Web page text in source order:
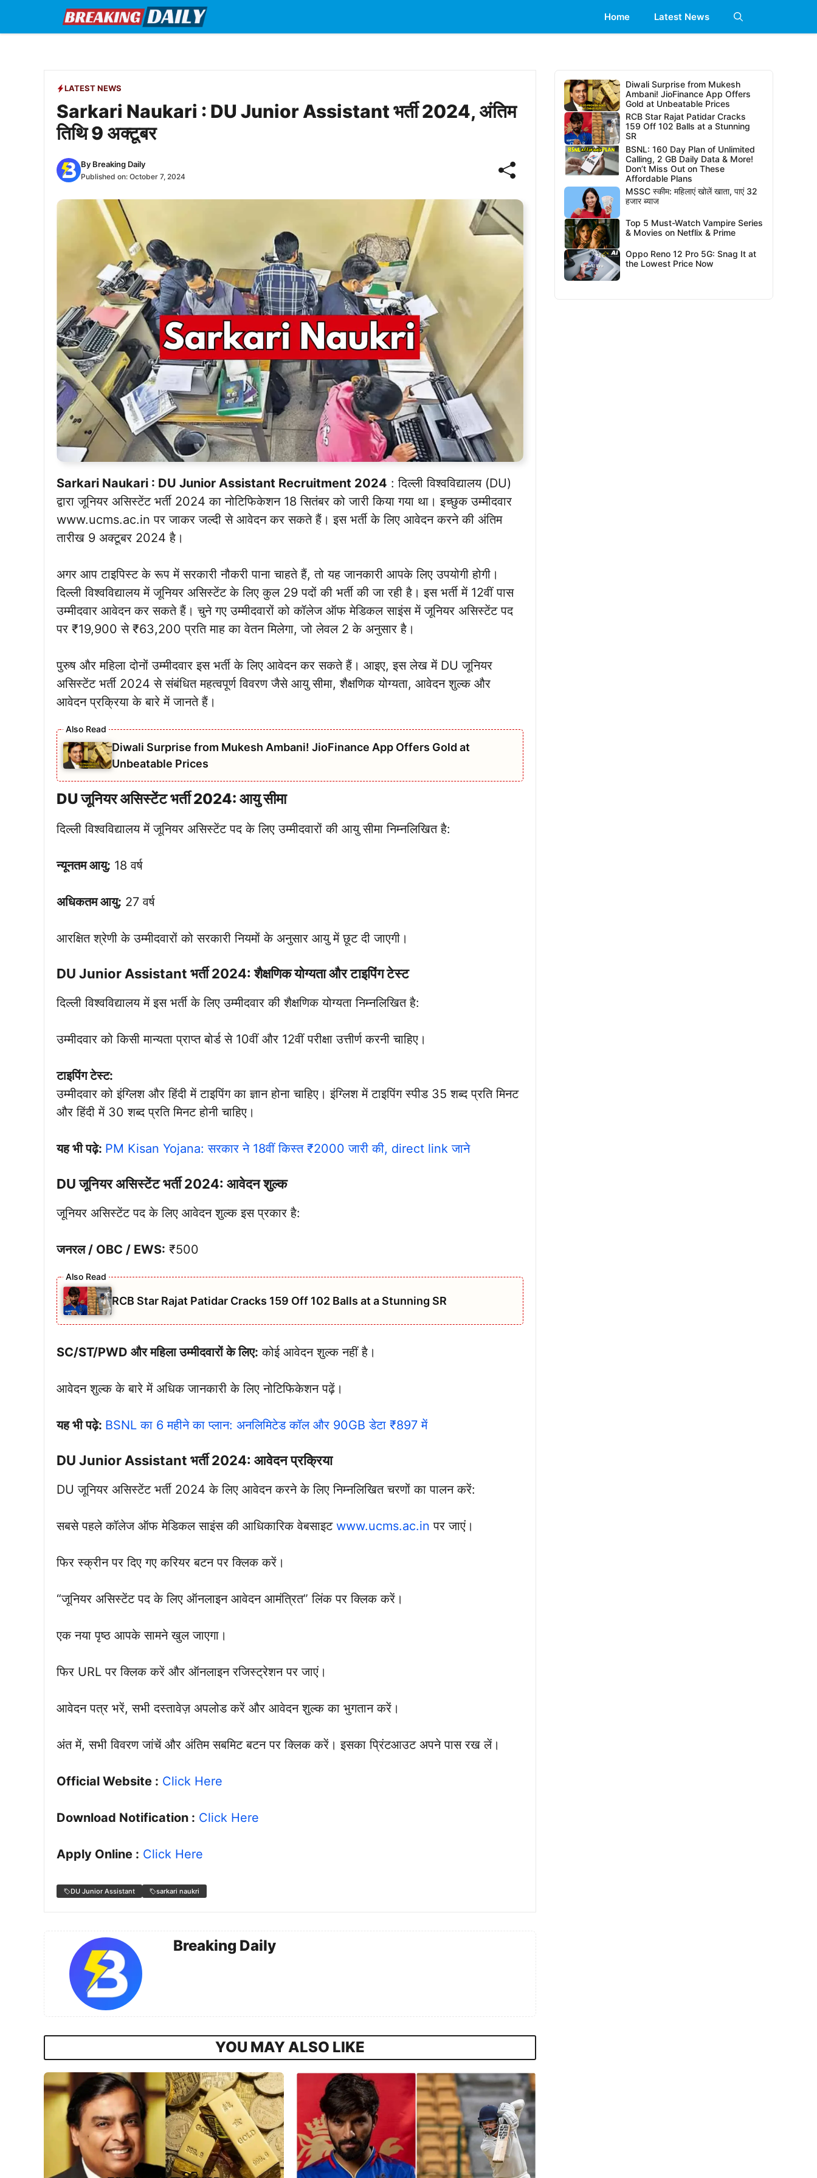
Home Latest News
LATEST NEWS
Sarkari Naukari : DU Junior Assistant भर्ती 2024, अंतिम
तिथि 9 अक्टूबर
By Breaking Daily
Published on: October 7, 2024
Sarkari Naukari : DU Junior Assistant Recruitment 2024 : दिल्ली विश्वविद्यालय (DU)
द्वारा जूनियर असिस्टेंट भर्ती 2024 का नोटिफिकेशन 18 सितंबर को जारी किया गया था। इच्छुक उम्मीदवार
www.ucms.ac.in पर जाकर जल्दी से आवेदन कर सकते हैं। इस भर्ती के लिए आवेदन करने की अंतिम
तारीख 9 अक्टूबर 2024 है।
अगर आप टाइपिस्ट के रूप में सरकारी नौकरी पाना चाहते हैं, तो यह जानकारी आपके लिए उपयोगी होगी।
दिल्ली विश्वविद्यालय में जूनियर असिस्टेंट के लिए कुल 29 पदों की भर्ती की जा रही है। इस भर्ती में 12वीं पास
उम्मीदवार आवेदन कर सकते हैं। चुने गए उम्मीदवारों को कॉलेज ऑफ मेडिकल साइंस में जूनियर असिस्टेंट पद
पर ₹19,900 से ₹63,200 प्रति माह का वेतन मिलेगा, जो लेवल 2 के अनुसार है।
पुरुष और महिला दोनों उम्मीदवार इस भर्ती के लिए आवेदन कर सकते हैं। आइए, इस लेख में DU जूनियर
असिस्टेंट भर्ती 2024 से संबंधित महत्वपूर्ण विवरण जैसे आयु सीमा, शैक्षणिक योग्यता, आवेदन शुल्क और
आवेदन प्रक्रिया के बारे में जानते हैं।
Diwali Surprise from Mukesh Ambani! JioFinance App Offers Gold at
Unbeatable Prices
DU जूनियर असिस्टेंट भर्ती 2024: आयु सीमा
दिल्ली विश्वविद्यालय में जूनियर असिस्टेंट पद के लिए उम्मीदवारों की आयु सीमा निम्नलिखित है:
न्यूनतम आयु: 18 वर्ष
अधिकतम आयु: 27 वर्ष
आरक्षित श्रेणी के उम्मीदवारों को सरकारी नियमों के अनुसार आयु में छूट दी जाएगी।
DU Junior Assistant भर्ती 2024: शैक्षणिक योग्यता और टाइपिंग टेस्ट
दिल्ली विश्वविद्यालय में इस भर्ती के लिए उम्मीदवार की शैक्षणिक योग्यता निम्नलिखित है:
उम्मीदवार को किसी मान्यता प्राप्त बोर्ड से 10वीं और 12वीं परीक्षा उत्तीर्ण करनी चाहिए।
टाइपिंग टेस्ट:
उम्मीदवार को इंग्लिश और हिंदी में टाइपिंग का ज्ञान होना चाहिए। इंग्लिश में टाइपिंग स्पीड 35 शब्द प्रति मिनट
और हिंदी में 30 शब्द प्रति मिनट होनी चाहिए।
यह भी पढ़े: PM Kisan Yojana: सरकार ने 18वीं किस्त ₹2000 जारी की, direct link जाने
DU जूनियर असिस्टेंट भर्ती 2024: आवेदन शुल्क
जूनियर असिस्टेंट पद के लिए आवेदन शुल्क इस प्रकार है:
जनरल / OBC / EWS: ₹500
RCB Star Rajat Patidar Cracks 159 Off 102 Balls at a Stunning SR
SC/ST/PWD और महिला उम्मीदवारों के लिए: कोई आवेदन शुल्क नहीं है।
आवेदन शुल्क के बारे में अधिक जानकारी के लिए नोटिफिकेशन पढ़ें।
यह भी पढ़े: BSNL का 6 महीने का प्लान: अनलिमिटेड कॉल और 90GB डेटा ₹897 में
DU Junior Assistant भर्ती 2024: आवेदन प्रक्रिया
DU जूनियर असिस्टेंट भर्ती 2024 के लिए आवेदन करने के लिए निम्नलिखित चरणों का पालन करें:
सबसे पहले कॉलेज ऑफ मेडिकल साइंस की आधिकारिक वेबसाइट www.ucms.ac.in पर जाएं।
फिर स्क्रीन पर दिए गए करियर बटन पर क्लिक करें।
“जूनियर असिस्टेंट पद के लिए ऑनलाइन आवेदन आमंत्रित” लिंक पर क्लिक करें।
एक नया पृष्ठ आपके सामने खुल जाएगा।
फिर URL पर क्लिक करें और ऑनलाइन रजिस्ट्रेशन पर जाएं।
आवेदन पत्र भरें, सभी दस्तावेज़ अपलोड करें और आवेदन शुल्क का भुगतान करें।
अंत में, सभी विवरण जांचें और अंतिम सबमिट बटन पर क्लिक करें। इसका प्रिंटआउट अपने पास रख लें।
Official Website : Click Here
Download Notification : Click Here
Apply Online : Click Here
DU Junior Assistant sarkari naukri
Breaking Daily
YOU MAY ALSO LIKE
Diwali Surprise from Mukesh
Ambani! JioFinance App Offers
Gold at Unbeatable Prices
RCB Star Rajat Patidar Cracks
159 Off 102 Balls at a Stunning
SR
BSNL: 160 Day Plan of Unlimited
Calling, 2 GB Daily Data & More!
Don’t Miss Out on These
Affordable Plans
MSSC स्कीम: महिलाएं खोलें खाता, पाएं 32
हजार ब्याज
Top 5 Must-Watch Vampire Series
& Movies on Netflix & Prime
Oppo Reno 12 Pro 5G: Snag It at
the Lowest Price Now